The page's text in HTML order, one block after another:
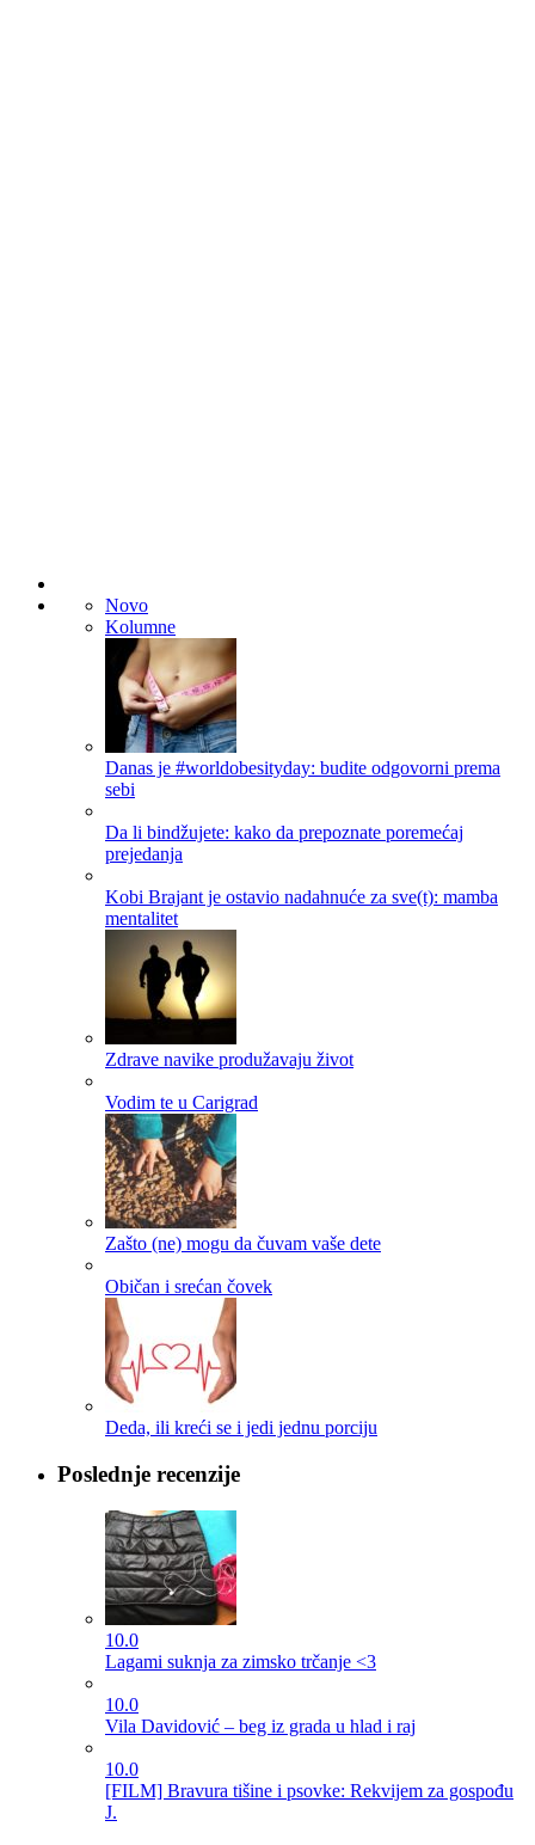
Novo
Kolumne
Danas je #worldobesityday: budite odgovorni prema
sebi
Da li bindžujete: kako da prepoznate poremećaj
prejedanja
Kobi Brajant je ostavio nadahnuće za sve(t): mamba
mentalitet
Zdrave navike produžavaju život
Vodim te u Carigrad
Zašto (ne) mogu da čuvam vaše dete
Običan i srećan čovek
Deda, ili kreći se i jedi jednu porciju
Poslednje recenzije
10.0
Lagami suknja za zimsko trčanje <3
10.0
Vila Davidović – beg iz grada u hlad i raj
10.0
[FILM] Bravura tišine i psovke: Rekvijem za gospođu
J.